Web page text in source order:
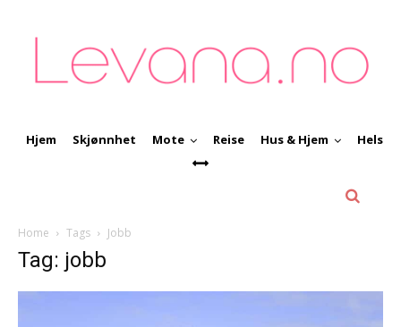
Hjem Skjønnhet Mote Reise Hus & Hjem Helse
Home Tags Jobb
Tag: jobb